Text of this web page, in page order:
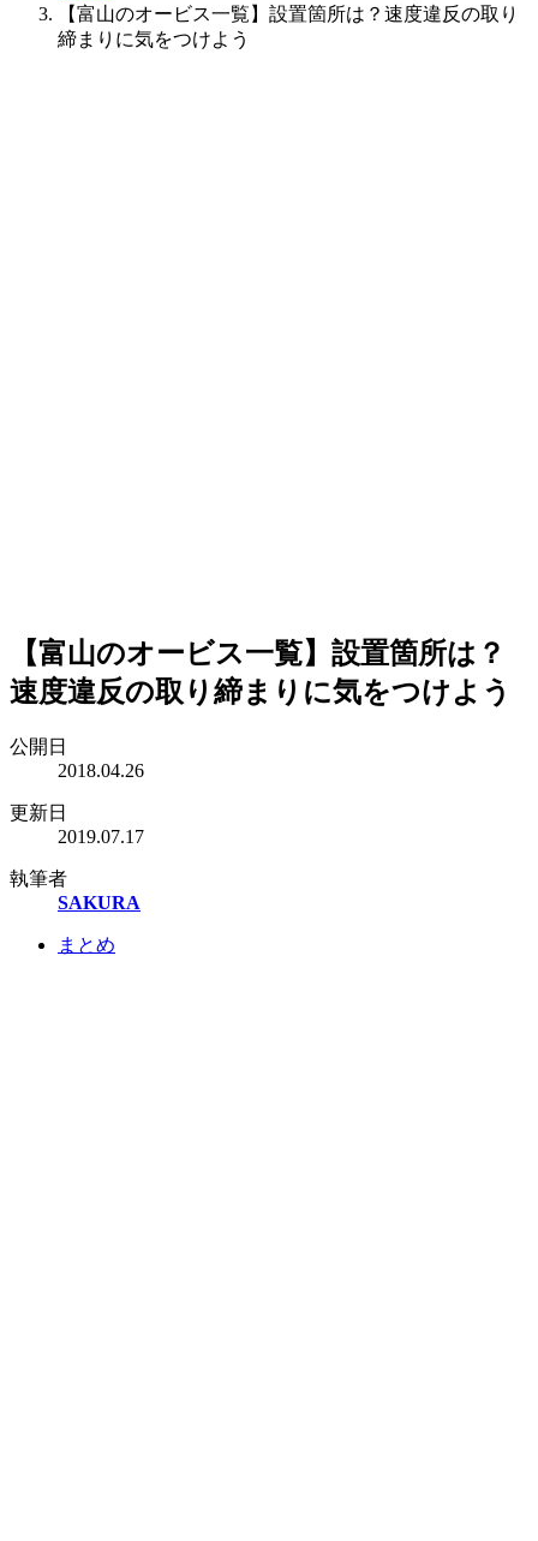
【富山のオービス一覧】設置箇所は？速度違反の取り
締まりに気をつけよう
【富山のオービス一覧】設置箇所は？
速度違反の取り締まりに気をつけよう
公開日
2018.04.26
更新日
2019.07.17
執筆者
SAKURA
まとめ